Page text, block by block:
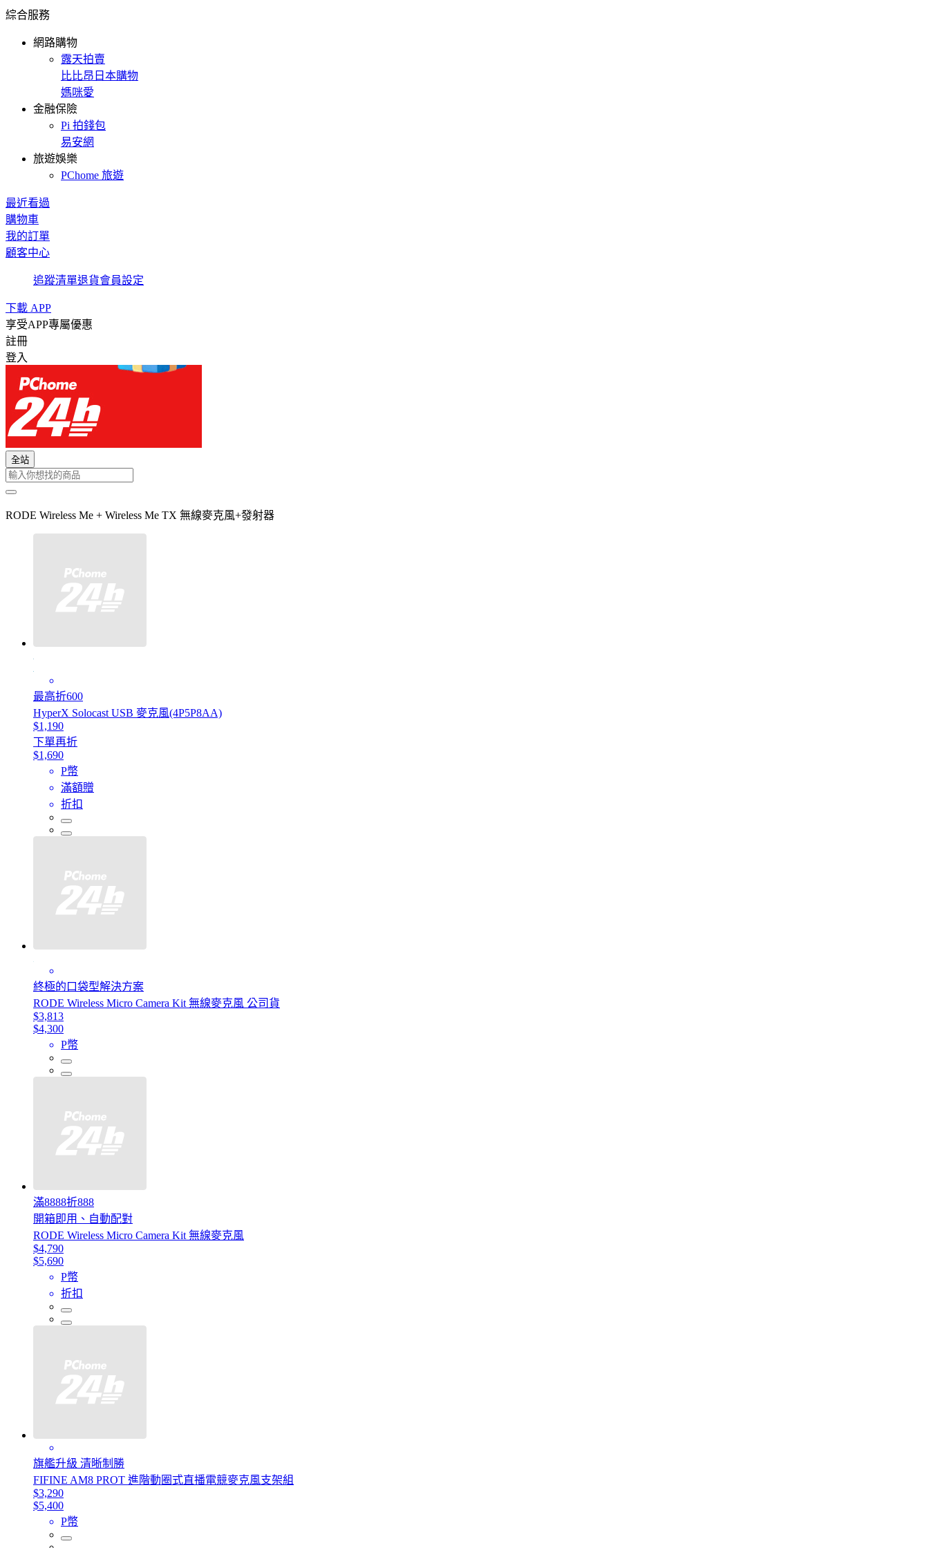
綜合服務
網路購物
露天拍賣
比比昂日本購物
媽咪愛
金融保險
Pi 拍錢包
易安網
旅遊娛樂
PChome 旅遊
最近看過
購物車
我的訂單
顧客中心
追蹤清單退貨會員設定
下載 APP
享受APP專屬優惠
註冊
登入
全站
RODE Wireless Me + Wireless Me TX 無線麥克風+發射器
最高折600
HyperX Solocast USB 麥克風(4P5P8AA)
$1,190
下單再折
$1,690
P幣
滿額贈
折扣
終極的口袋型解決方案
RODE Wireless Micro Camera Kit 無線麥克風 公司貨
$3,813
$4,300
P幣
滿8888折888
開箱即用、自動配對
RODE Wireless Micro Camera Kit 無線麥克風
$4,790
$5,690
P幣
折扣
旗艦升級 清晰制勝
FIFINE AM8 PROT 進階動圈式直播電競麥克風支架組
$3,290
$5,400
P幣